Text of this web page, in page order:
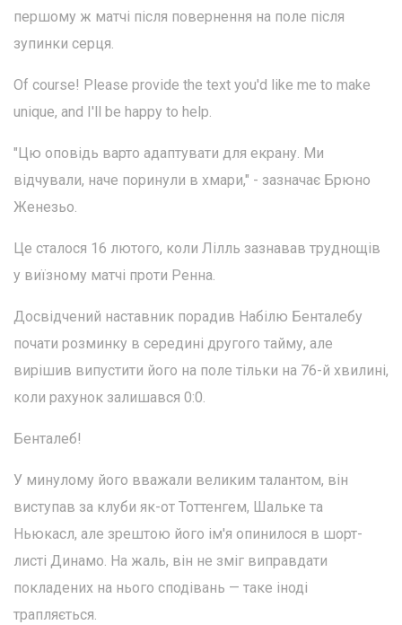
першому ж матчі після повернення на поле після
зупинки серця.
Of course! Please provide the text you'd like me to make
unique, and I'll be happy to help.
"Цю оповідь варто адаптувати для екрану. Ми
відчували, наче поринули в хмари," - зазначає Брюно
Женезьо.
Це сталося 16 лютого, коли Лілль зазнавав труднощів
у виїзному матчі проти Ренна.
Досвідчений наставник порадив Набілю Бенталебу
почати розминку в середині другого тайму, але
вирішив випустити його на поле тільки на 76-й хвилині,
коли рахунок залишався 0:0.
Бенталеб!
У минулому його вважали великим талантом, він
виступав за клуби як-от Тоттенгем, Шальке та
Ньюкасл, але зрештою його ім'я опинилося в шорт-
листі Динамо. На жаль, він не зміг виправдати
покладених на нього сподівань — таке іноді
трапляється.